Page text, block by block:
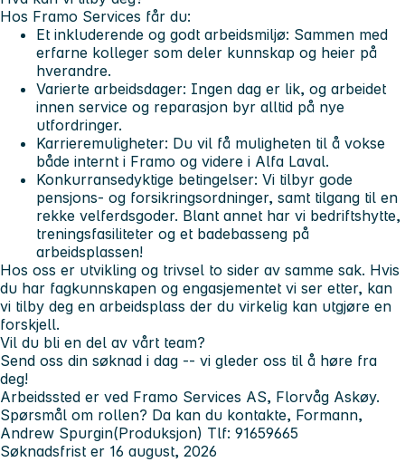
Hos Framo Services får du:
Et inkluderende og godt arbeidsmiljø: Sammen med
erfarne kolleger som deler kunnskap og heier på
hverandre.
Varierte arbeidsdager: Ingen dag er lik, og arbeidet
innen service og reparasjon byr alltid på nye
utfordringer.
Karrieremuligheter: Du vil få muligheten til å vokse
både internt i Framo og videre i Alfa Laval.
Konkurransedyktige betingelser: Vi tilbyr gode
pensjons- og forsikringsordninger, samt tilgang til en
rekke velferdsgoder. Blant annet har vi bedriftshytte,
treningsfasiliteter og et badebasseng på
arbeidsplassen!
Hos oss er utvikling og trivsel to sider av samme sak. Hvis
du har fagkunnskapen og engasjementet vi ser etter, kan
vi tilby deg en arbeidsplass der du virkelig kan utgjøre en
forskjell.
Vil du bli en del av vårt team?
Send oss din søknad i dag -- vi gleder oss til å høre fra
deg!
Arbeidssted er ved Framo Services AS, Florvåg Askøy.
Spørsmål om rollen? Da kan du kontakte, Formann,
Andrew Spurgin(Produksjon) Tlf: 91659665
Søknadsfrist er 16 august, 2026